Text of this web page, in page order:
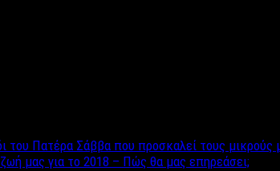
του Πατέρα Σάββα που προσκαλεί τους μικρούς
μας για το 2018 – Πώς θα μας επηρεάσει;